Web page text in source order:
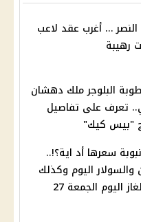
النصر … أغرب عقد لاعب
رهيبة
البلوجر ملك دهشان
تعرف على تفاصيل
"بيس كيك"
سعرها أد اية؟!..
والسولار اليوم وكذلك
أسعار أسطوانات الغاز اليوم الجمعة 27